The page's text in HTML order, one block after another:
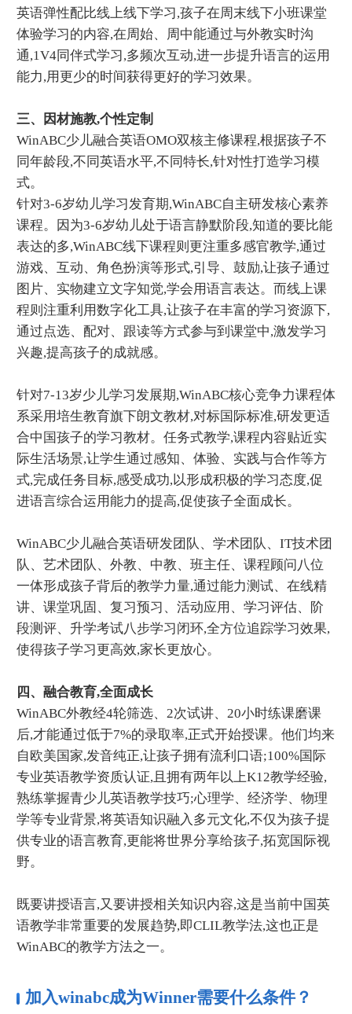
英语弹性配比线上线下学习,孩子在周末线下小班课堂
体验学习的内容,在周始、周中能通过与外教实时沟
通,1V4同伴式学习,多频次互动,进一步提升语言的运用
能力,用更少的时间获得更好的学习效果。
三、因材施教,个性定制
WinABC少儿融合英语OMO双核主修课程,根据孩子不
同年龄段,不同英语水平,不同特长,针对性打造学习模
式。
针对3-6岁幼儿学习发育期,WinABC自主研发核心素养
课程。因为3-6岁幼儿处于语言静默阶段,知道的要比能
表达的多,WinABC线下课程则更注重多感官教学,通过
游戏、互动、角色扮演等形式,引导、鼓励,让孩子通过
图片、实物建立文字知觉,学会用语言表达。而线上课
程则注重利用数字化工具,让孩子在丰富的学习资源下,
通过点选、配对、跟读等方式参与到课堂中,激发学习
兴趣,提高孩子的成就感。
针对7-13岁少儿学习发展期,WinABC核心竞争力课程体
系采用培生教育旗下朗文教材,对标国际标准,研发更适
合中国孩子的学习教材。任务式教学,课程内容贴近实
际生活场景,让学生通过感知、体验、实践与合作等方
式,完成任务目标,感受成功,以形成积极的学习态度,促
进语言综合运用能力的提高,促使孩子全面成长。
WinABC少儿融合英语研发团队、学术团队、IT技术团
队、艺术团队、外教、中教、班主任、课程顾问八位
一体形成孩子背后的教学力量,通过能力测试、在线精
讲、课堂巩固、复习预习、活动应用、学习评估、阶
段测评、升学考试八步学习闭环,全方位追踪学习效果,
使得孩子学习更高效,家长更放心。
四、融合教育,全面成长
WinABC外教经4轮筛选、2次试讲、20小时练课磨课
后,才能通过低于7%的录取率,正式开始授课。他们均来
自欧美国家,发音纯正,让孩子拥有流利口语;100%国际
专业英语教学资质认证,且拥有两年以上K12教学经验,
熟练掌握青少儿英语教学技巧;心理学、经济学、物理
学等专业背景,将英语知识融入多元文化,不仅为孩子提
供专业的语言教育,更能将世界分享给孩子,拓宽国际视
野。
既要讲授语言,又要讲授相关知识内容,这是当前中国英
语教学非常重要的发展趋势,即CLIL教学法,这也正是
WinABC的教学方法之一。
加入winabc成为Winner需要什么条件？